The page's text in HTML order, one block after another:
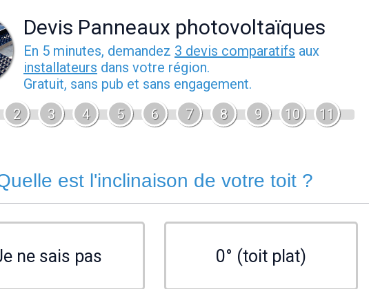
Devis Panneaux photovoltaïques
En 5 minutes, demandez 3 devis comparatifs aux
installateurs dans votre région.
Gratuit, sans pub et sans engagement.
2
3 4 5 6 7 8 9 10 11
est l'inclinaison de votre toit ?
ne sais pas 0° (toit plat)